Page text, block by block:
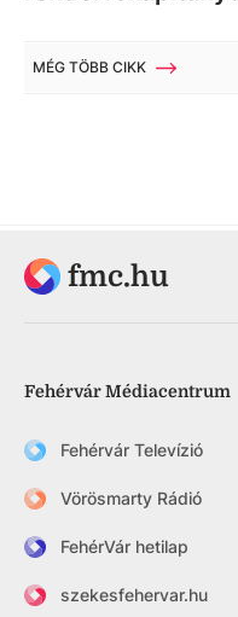
MÉG TÖBB CIKK
fmc.hu
Fehérvár Médiacentrum
Fehérvár Televízió
Vörösmarty Rádió
FehérVár hetilap
szekesfehervar.hu